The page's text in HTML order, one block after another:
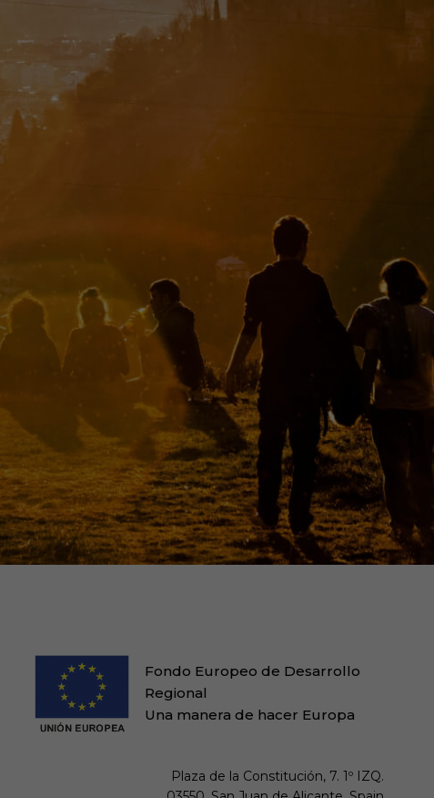
Fondo Europeo de Desarrollo
Regional
Una manera de hacer Europa
Plaza de la Constitución, 7. 1º IZQ.